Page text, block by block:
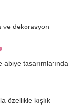
ve dekorasyon
abiye tasarımlarında
özellikle kışlık